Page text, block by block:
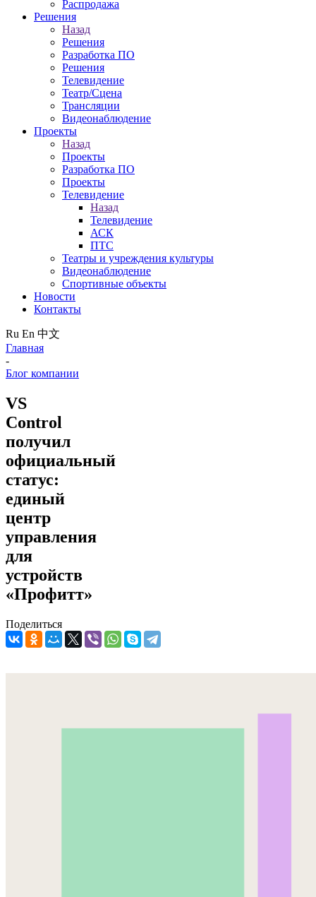
Распродажа
Решения
Назад
Решения
Разработка ПО
Решения
Телевидение
Театр/Сцена
Трансляции
Видеонаблюдение
Проекты
Назад
Проекты
Разработка ПО
Проекты
Телевидение
Назад
Телевидение
АСК
ПТС
Театры и учреждения культуры
Видеонаблюдение
Спортивные объекты
Новости
Контакты
Ru En 中文
Главная
-
Блог компании
VS
Control
получил
официальный
статус:
единый
центр
управления
для
устройств
«Профитт»
Поделиться